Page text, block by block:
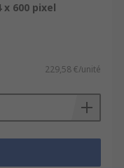
x 600 pixel
229,58 €/unité